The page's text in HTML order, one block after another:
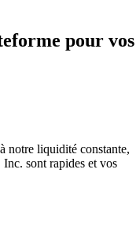
pour vos
notre liquidité constante,
sont rapides et vos